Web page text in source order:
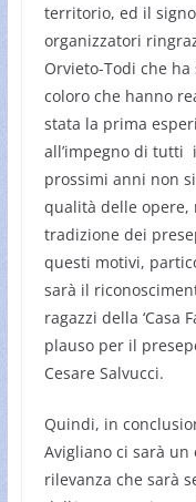
territorio, ed il
organizzatori
Orvieto-Todi che
coloro che hanno
stata la prima
all’impegno di tutti
prossimi anni non
qualità delle
tradizione dei
questi motivi,
sarà il
ragazzi della ‘Casa
plauso per il
Cesare Salvucci.
Quindi, in
Avigliano ci sarà
rilevanza che sarà